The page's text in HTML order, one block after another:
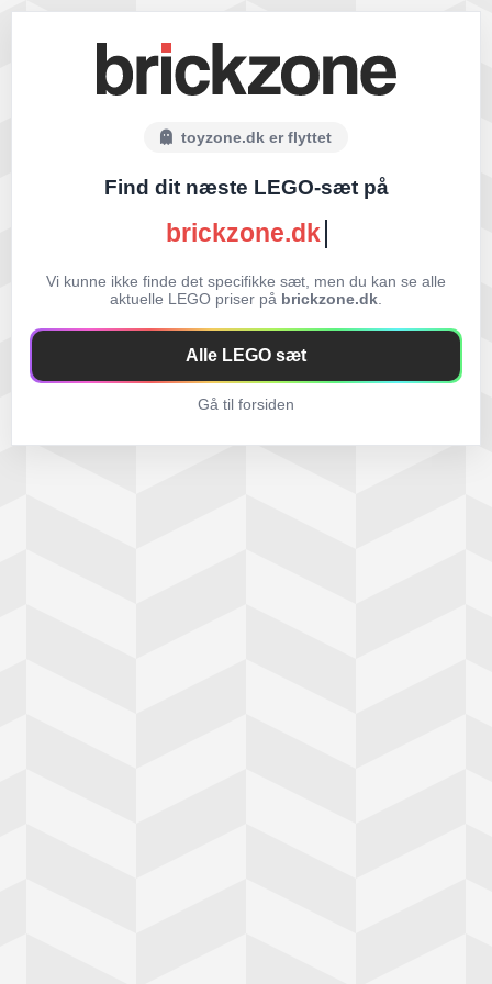
toyzone.dk er flyttet
Find dit næste LEGO-sæt på
brickzone.dk
Vi kunne ikke finde det specifikke sæt, men du kan se alle
aktuelle LEGO priser på brickzone.dk
Alle LEGO sæt
Gå til forsiden